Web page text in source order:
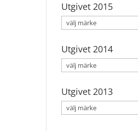
Utgivet 2015
Utgivet 2014
Utgivet 2013